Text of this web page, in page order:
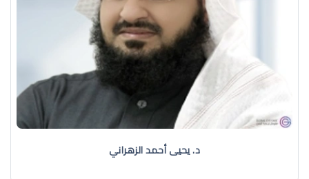
د. يحيى أحمد الزهراني